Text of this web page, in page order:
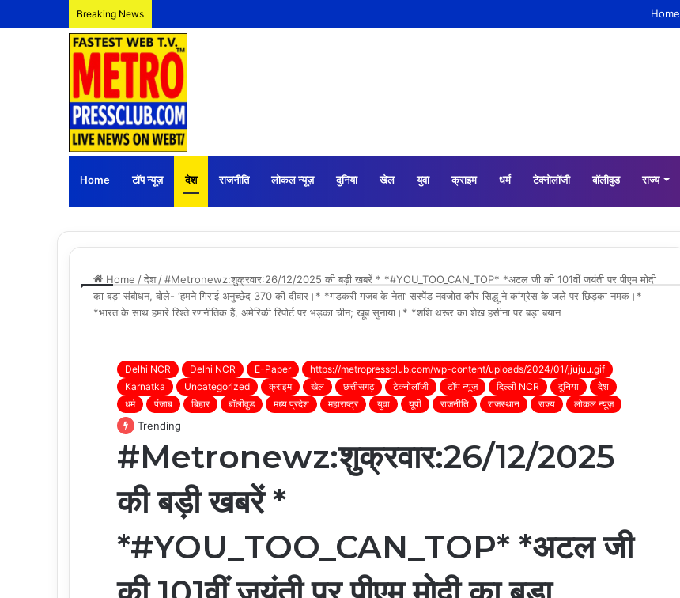
Breaking News Home
Home टॉप न्यूज़ देश राजनीति लोकल न्यूज़ दुनिया खेल युवा क्राइम धर्म टेक्नोलॉजी बॉलीवुड राज्य
Home /देश /#Metronewz:शुक्रवार:26/12/2025 की बड़ी खबरें * *#YOU_TOO_CAN_TOP* *अटल जी की 101वीं जयंती पर पीएम मोदी
का बड़ा संबोधन, बोले- ‘हमने गिराई अनुच्छेद 370 की दीवार।* *गडकरी गजब के नेता’ सस्पेंड नवजोत कौर सिद्धू ने कांग्रेस के जले पर छिड़का नमक।*
*भारत के साथ हमारे रिश्ते रणनीतिक हैं, अमेरिकी रिपोर्ट पर भड़का चीन; खूब सुनाया।* *शशि थरूर का शेख हसीना पर बड़ा बयान
Delhi NCR Delhi NCR E-Paper
https://metropressclub.com/wp-content/uploads/2024/01/jjujuu.gif
Karnatka
Uncategorized क्राइम खेल छत्तीसगढ़ टेक्नोलॉजी टॉप न्यूज़ दिल्ली NCR दुनिया
देश
धर्म
पंजाब बिहार बॉलीवुड मध्य प्रदेश महाराष्ट्र युवा यूपी राजनीति राजस्थान राज्य लोकल न्यूज़
Trending
#Metronewz:शुक्रवार:26/12/2025
की बड़ी खबरें *
*#YOU_TOO_CAN_TOP* *अटल जी